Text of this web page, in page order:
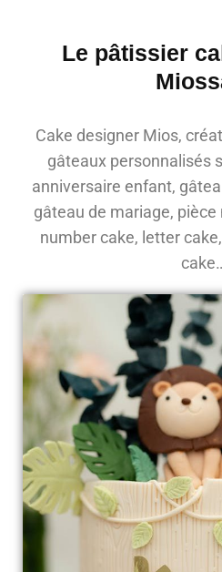
Le pâtissier
Cake designer Mios,
gâteaux personnalisés
anniversaire enfant,
gâteau de mariage,
number cake, letter